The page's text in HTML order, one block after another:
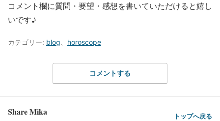
コメント欄に質問・要望・感想を書いていただけると嬉し
いです♪
カテゴリー: blog horoscope
コメントする
Share Mika トップへ戻る